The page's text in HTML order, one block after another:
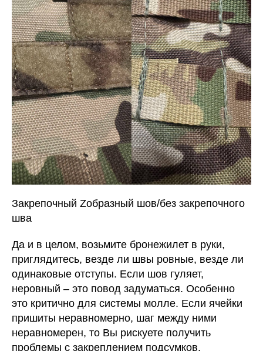
Закрепочный Zобразный шов/без закрепочного
шва
Да и в целом, возьмите бронежилет в руки,
приглядитесь, везде ли швы ровные, везде ли
одинаковые отступы. Если шов гуляет,
неровный – это повод задуматься. Особенно
это критично для системы молле. Если ячейки
пришиты неравномерно, шаг между ними
неравномерен, то Вы рискуете получить
проблемы с закреплением подсумков.